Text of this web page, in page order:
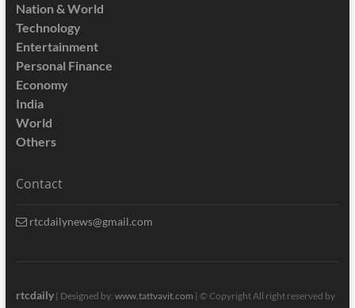
Nation & World
Technology
Entertainment
Personal Finance
Economy
India
World
Others
Contact
rtcdailynews@gmail.com
rtcdaily| Designed by: www.tattvavit.com | © Copyright All right reserved by